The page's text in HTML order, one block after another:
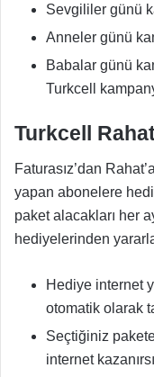
Sevgililer günü
Anneler günü
Babalar günü
Turkcell
Turkcell
Faturasız’dan
yapan abonelere
paket alacakları her
hediyelerinden
Hediye internet
otomatik olarak
Seçtiğiniz
internet